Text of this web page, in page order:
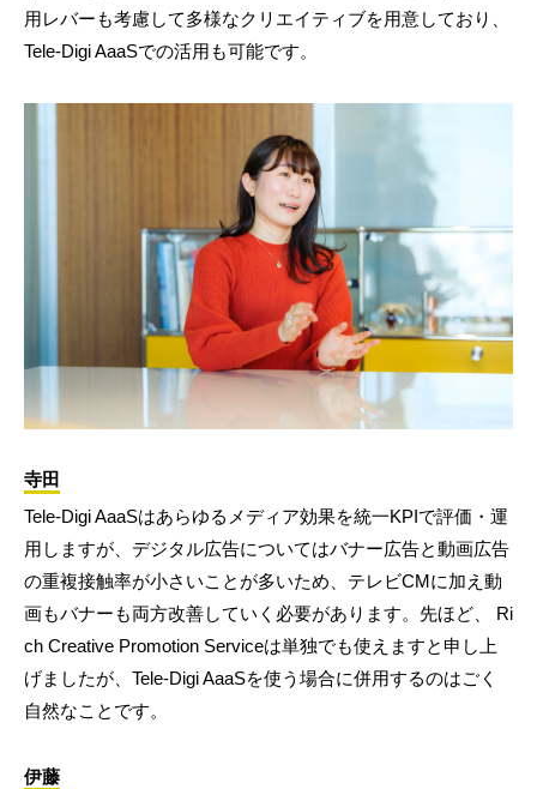
用レバーも考慮して多様なクリエイティブを用意しており、
Tele-Digi AaaSでの活用も可能です。
寺田
Tele-Digi AaaSはあらゆるメディア効果を統一KPIで評価・運
用しますが、デジタル広告についてはバナー広告と動画広告
の重複接触率が小さいことが多いため、テレビCMに加え動
画もバナーも両方改善していく必要があります。先ほど、 Ri
ch Creative Promotion Serviceは単独でも使えますと申し上
げましたが、Tele-Digi AaaSを使う場合に併用するのはごく
自然なことです。
伊藤